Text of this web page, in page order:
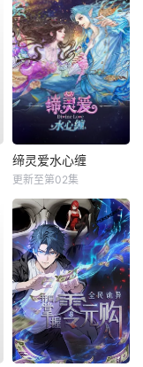
缔灵爱水心缠
更新至第02集